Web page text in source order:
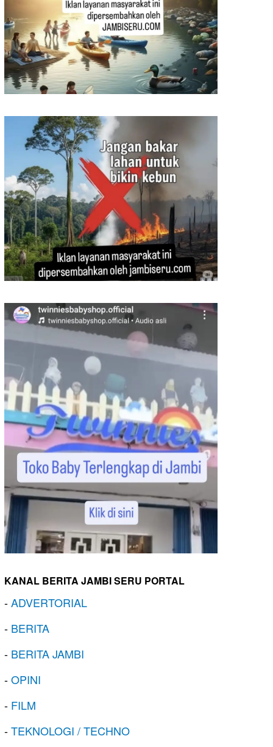
KANAL BERITA JAMBI SERU PORTAL
-ADVERTORIAL
- BERITA
- BERITA JAMBI
-OPINI
- FILM
-TEKNOLOGI / TECHNO